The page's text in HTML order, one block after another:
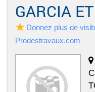
GARCIA
Donnez plus de
Prodestravaux.com